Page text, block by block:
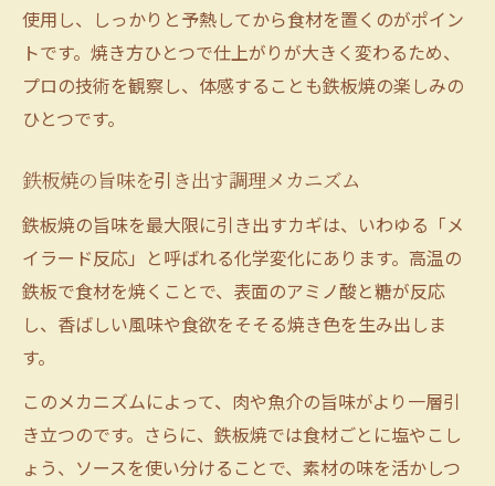
使用し、しっかりと予熱してから食材を置くのがポイン
トです。焼き方ひとつで仕上がりが大きく変わるため、
プロの技術を観察し、体感することも鉄板焼の楽しみの
ひとつです。
鉄板焼の旨味を引き出す調理メカニズム
鉄板焼の旨味を最大限に引き出すカギは、いわゆる「メ
イラード反応」と呼ばれる化学変化にあります。高温の
鉄板で食材を焼くことで、表面のアミノ酸と糖が反応
し、香ばしい風味や食欲をそそる焼き色を生み出しま
す。
このメカニズムによって、肉や魚介の旨味がより一層引
き立つのです。さらに、鉄板焼では食材ごとに塩やこし
ょう、ソースを使い分けることで、素材の味を活かしつ